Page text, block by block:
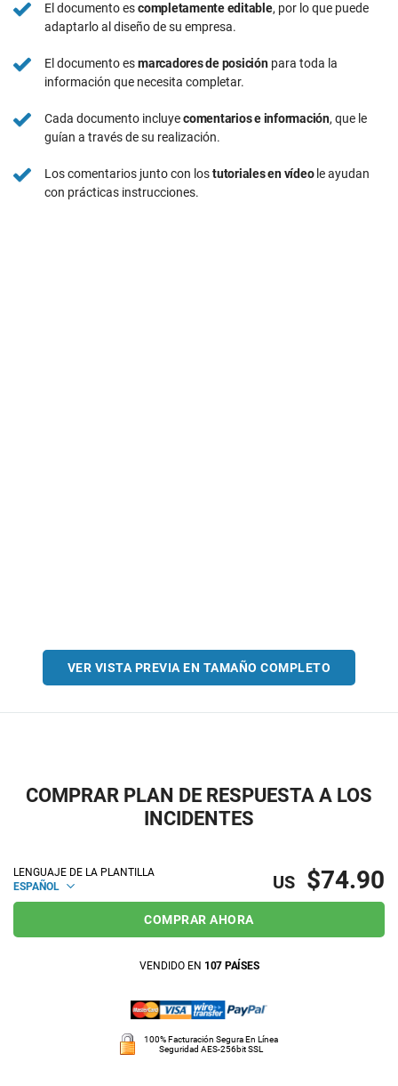
El documento escompletamente editable, por lo que puede
adaptarlo al diseño de su empresa.
El documento esmarcadores de posiciónpara toda la
información que necesita completar.
Cada documento incluyecomentarios e información, que le
guían a través de su realización.
Los comentarios junto con lostutoriales en vídeole ayudan
con prácticas instrucciones.
VER VISTA PREVIA EN TAMAÑO COMPLETO
COMPRAR PLAN DE RESPUESTA A LOS
INCIDENTES
LENGUAJE DE LA PLANTILLA
ESPAÑOL
US $74.90
COMPRAR AHORA
VENDIDO EN 107 PAÍSES
100% Facturación Segura En Línea
Seguridad AES-256bit SSL